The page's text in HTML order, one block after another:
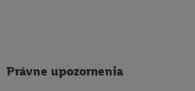
Právne upozornenia
údajov a Vašom práve kedykoľvek